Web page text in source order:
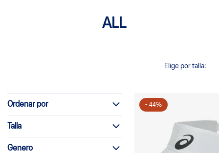
ALL
Elige por talla:
Ordenar por
Más vendidos
Menor precio
Talla
Genero
- 44%